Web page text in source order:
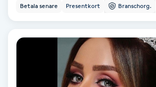
Bottenfärg
Betala senare Presentkort Branschorg.